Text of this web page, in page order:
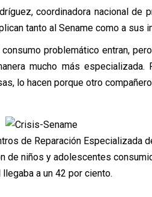
coordinadora nacional
tanto al Sename como a sus
problemático entran,
mucho más
lo hacen porque otro
de Reparación Especializada
de niños y adolescentes
llegaba a un 42 por ciento.